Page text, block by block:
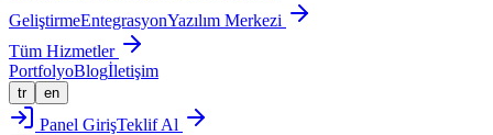
GeliştirmeEntegrasyonYazılım Merkezi
Tüm Hizmetler
PortfolyoBlogİletişim
tr en
Panel GirişTeklif Al